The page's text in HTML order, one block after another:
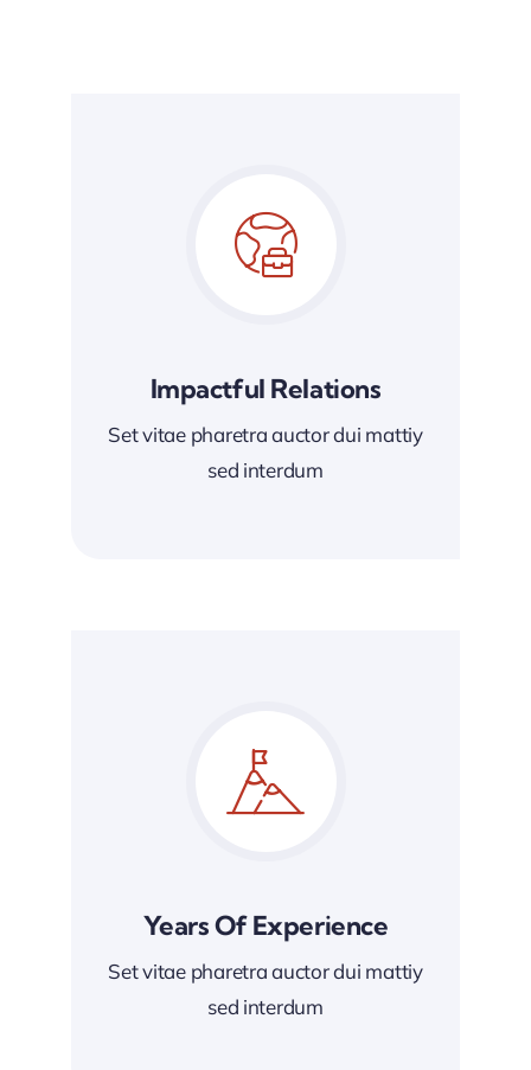
Impactful Relations
Set vitae pharetra auctor dui mattiy
sed interdum
Years Of Experience
Set vitae pharetra auctor dui mattiy
sed interdum